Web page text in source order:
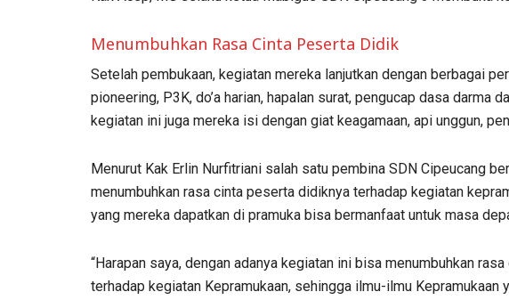
Menumbuhkan Rasa Cinta Peserta Didik
Setelah pembukaan, kegiatan mereka lanjutkan dengan berbagai
pioneering, P3K, do’a harian, hapalan surat, pengucap dasa darma
kegiatan ini juga mereka isi dengan giat keagamaan, api unggun,
Menurut Kak Erlin Nurfitriani salah satu pembina SDN Cipeucang
menumbuhkan rasa cinta peserta didiknya terhadap kegiatan
yang mereka dapatkan di pramuka bisa bermanfaat untuk masa
“Harapan saya, dengan adanya kegiatan ini bisa menumbuhkan
terhadap kegiatan Kepramukaan, sehingga ilmu-ilmu